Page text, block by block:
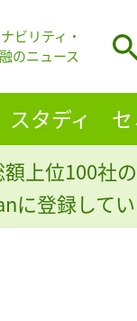
ビリティ・
のニュース
スタディ
上位100社
に登録して